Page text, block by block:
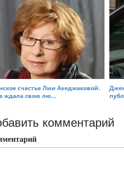
счастье Лии Ахеджаковой.
ждала свою лю...
комментарий